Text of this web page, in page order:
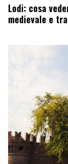
Lodi: cosa
medievale e